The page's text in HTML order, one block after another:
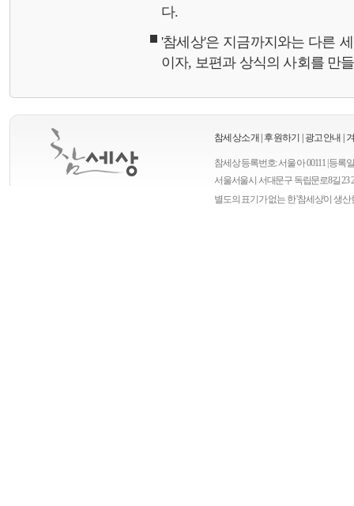
다.
'참세상'은 지금까지와는 다른
이자, 보편과 상식의 사회를 만
참세상소개 후원하기 광고안내
참세상 등록번호: 서울 아 00111 | 등록
서울서울시 서대문구 독립문로8길 23
별도의 표기가 없는 한 '참세상'이 생